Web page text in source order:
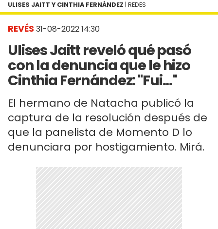
REVÉS 31-08-2022 14:30
Ulises Jaitt reveló qué pasó
con la denuncia que le hizo
Cinthia Fernández: "Fui..."
El hermano de Natacha publicó la
captura de la resolución después de
que la panelista de Momento D lo
denunciara por hostigamiento. Mirá.
ULISES JAITT Y CINTHIA FERNÁNDEZ | REDES